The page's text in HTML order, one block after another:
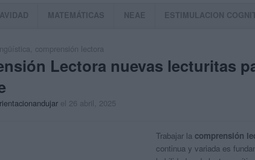
MATEMÁTICAS NEAE ESTIMULACION
comprensión lectora
Lectora nuevas lecturitas
el 26 abril, 2025
Trabajar la comprensión
continua y variada es